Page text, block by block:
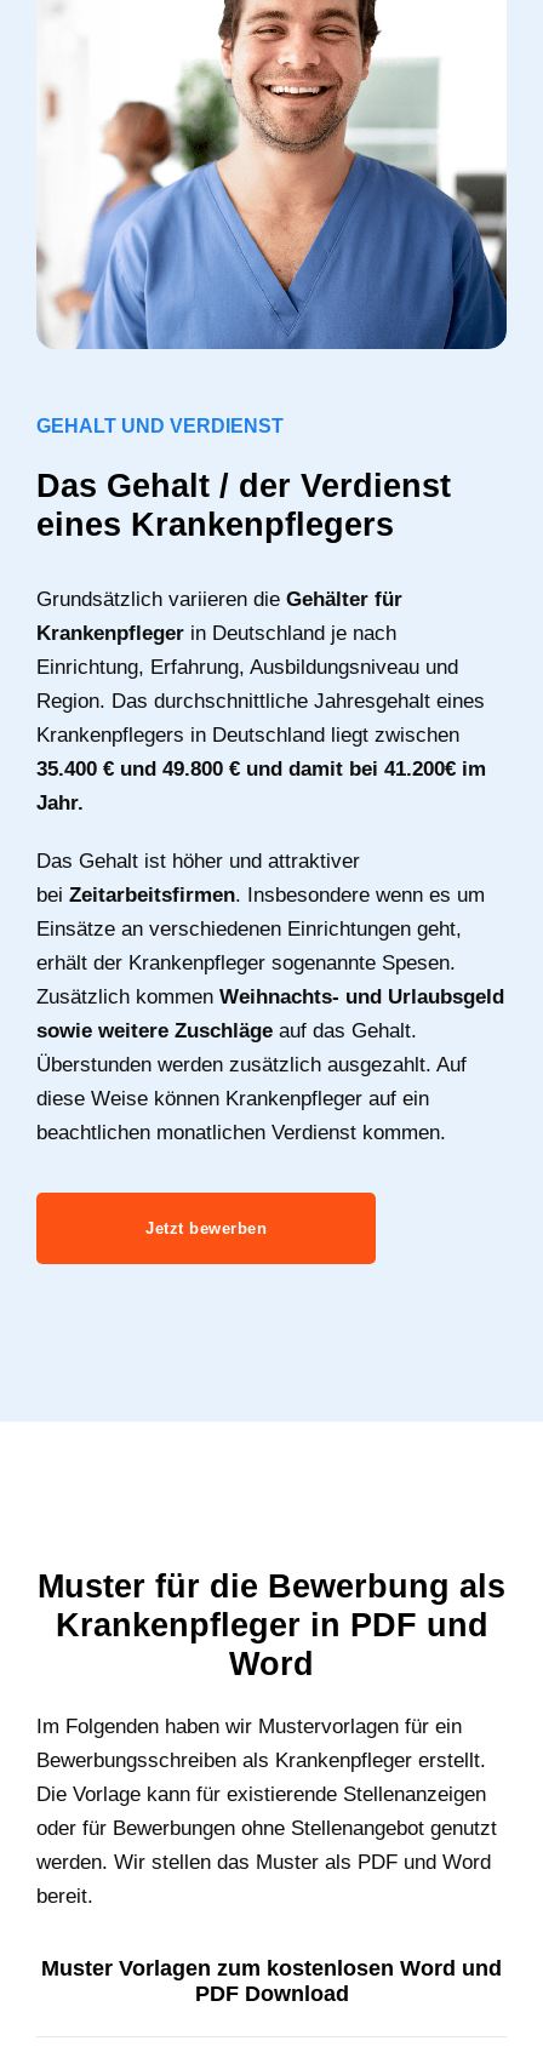
GEHALT UND VERDIENST
Das Gehalt / der Verdienst
eines Krankenpflegers
Grundsätzlich variieren die Gehälter für
Krankenpfleger in Deutschland je nach
Einrichtung, Erfahrung, Ausbildungsniveau und
Region. Das durchschnittliche Jahresgehalt eines
Krankenpflegers in Deutschland liegt zwischen
35.400 € und 49.800 € und damit bei 41.200€ im
Jahr.
Das Gehalt ist höher und attraktiver
bei Zeitarbeitsfirmen. Insbesondere wenn es um
Einsätze an verschiedenen Einrichtungen geht,
erhält der Krankenpfleger sogenannte Spesen.
Zusätzlich kommen Weihnachts- und Urlaubsgeld
sowie weitere Zuschläge auf das Gehalt.
Überstunden werden zusätzlich ausgezahlt. Auf
diese Weise können Krankenpfleger auf ein
beachtlichen monatlichen Verdienst kommen.
Jetzt bewerben
Muster für die Bewerbung als
Krankenpfleger in PDF und
Word
Im Folgenden haben wir Mustervorlagen für ein
Bewerbungsschreiben als Krankenpfleger erstellt.
Die Vorlage kann für existierende Stellenanzeigen
oder für Bewerbungen ohne Stellenangebot genutzt
werden. Wir stellen das Muster als PDF und Word
bereit.
Muster Vorlagen zum kostenlosen Word und
PDF Download